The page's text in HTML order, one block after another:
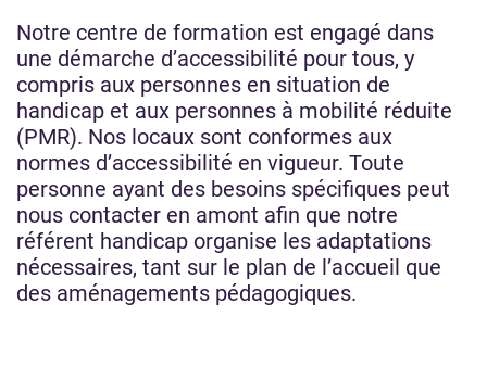
Notre centre de formation est engagé dans
une démarche d’accessibilité pour tous, y
compris aux personnes en situation de
handicap et aux personnes à mobilité réduite
(PMR). Nos locaux sont conformes aux
normes d’accessibilité en vigueur. Toute
personne ayant des besoins spécifiques peut
nous contacter en amont afin que notre
référent handicap organise les adaptations
nécessaires, tant sur le plan de l’accueil que
des aménagements pédagogiques.